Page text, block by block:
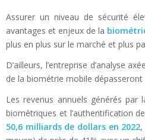
Assurer un niveau de sécurité
avantages et enjeux de la
plus en plus sur le marché et plus
D’ailleurs, l’entreprise d’analyse
de la biométrie mobile
Les revenus annuels générés par
biométriques et l’authentification
50,6 milliards de dollars en 2022,